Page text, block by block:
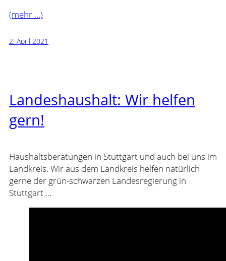
(mehr …)
2. April 2021
Landeshaushalt: Wir helfen
gern!
Haushaltsberatungen in Stuttgart und auch bei uns im
Landkreis. Wir aus dem Landkreis helfen natürlich
gerne der grün-schwarzen Landesregierung in
Stuttgart …